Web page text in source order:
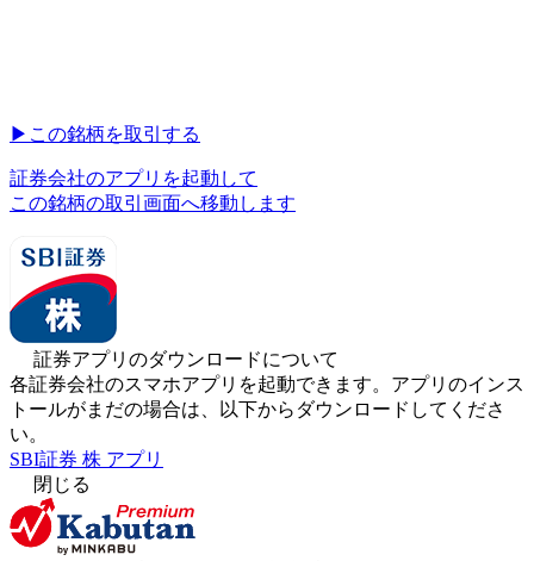
▶︎ この銘柄を取引する
証券会社のアプリを起動して
この銘柄の取引画面へ移動します
証券アプリのダウンロードについて
各証券会社のスマホアプリを起動できます。アプリのインス
トールがまだの場合は、以下からダウンロードしてくださ
い。
SBI証券 株 アプリ
閉じる